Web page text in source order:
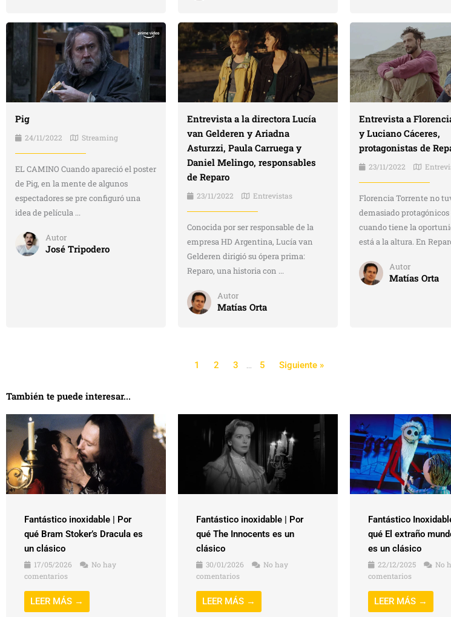
Pig
24/11/2022 Streaming
EL CAMINO Cuando apareció el poster
de Pig, en la mente de algunos
espectadores se pre configuró una
idea de película ...
Autor
José Tripodero
Entrevista a la directora Lucía
van Gelderen y Ariadna
Asturzzi, Paula Carruega y
Daniel Melingo, responsables
de Reparo
23/11/2022 Entrevistas
Conocida por ser responsable de la
empresa HD Argentina, Lucía van
Gelderen dirigió su ópera prima:
Reparo, una historia con ...
Autor
Matías Orta
Entrevista a
y Luciano Cáceres,
protagonistas de
23/11/2022
Florencia Torrente no
demasiado
cuando tiene la
está a la altura. En
Autor
Matías Orta
1 2 3 … 5 Siguiente »
También te puede interesar...
Fantástico inoxidable | Por
qué Bram Stoker’s Dracula es
un clásico
17/05/2026
No hay
comentarios
LEER MÁS →
Fantástico inoxidable | Por
qué The Innocents es un
clásico
30/01/2026
No hay
comentarios
LEER MÁS →
Fantástico
qué El extraño
es un clásico
22/12/2025
No
comentarios
LEER MÁS →